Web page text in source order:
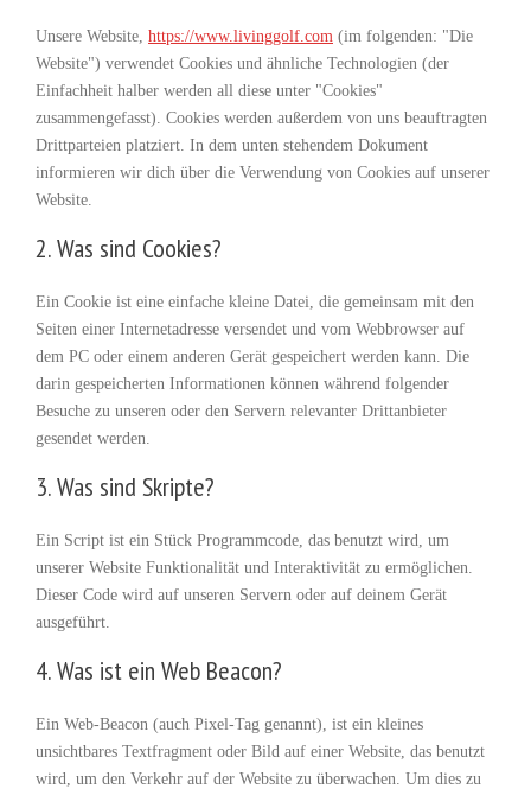
Unsere Website, https://www.livinggolf.com (im folgenden: "Die
Website") verwendet Cookies und ähnliche Technologien (der
Einfachheit halber werden all diese unter "Cookies"
zusammengefasst). Cookies werden außerdem von uns beauftragten
Drittparteien platziert. In dem unten stehendem Dokument
informieren wir dich über die Verwendung von Cookies auf unserer
Website.
2. Was sind Cookies?
Ein Cookie ist eine einfache kleine Datei, die gemeinsam mit den
Seiten einer Internetadresse versendet und vom Webbrowser auf
dem PC oder einem anderen Gerät gespeichert werden kann. Die
darin gespeicherten Informationen können während folgender
Besuche zu unseren oder den Servern relevanter Drittanbieter
gesendet werden.
3. Was sind Skripte?
Ein Script ist ein Stück Programmcode, das benutzt wird, um
unserer Website Funktionalität und Interaktivität zu ermöglichen.
Dieser Code wird auf unseren Servern oder auf deinem Gerät
ausgeführt.
4. Was ist ein Web Beacon?
Ein Web-Beacon (auch Pixel-Tag genannt), ist ein kleines
unsichtbares Textfragment oder Bild auf einer Website, das benutzt
wird, um den Verkehr auf der Website zu überwachen. Um dies zu